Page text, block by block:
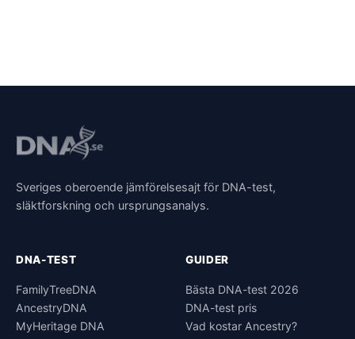
Sveriges oberoende jämförelsesajt för DNA-test,
släktforskning och ursprungsanalys.
DNA-TEST
FamilyTreeDNA
AncestryDNA
MyHeritage DNA
GUIDER
Bästa DNA-test 2026
DNA-test pris
Vad kostar Ancestry?